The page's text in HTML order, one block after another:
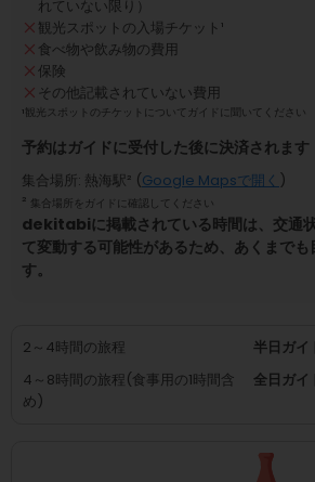
れていない限り）
観光スポットの入場チケット ¹
食べ物や飲み物の費用
保険
その他記載されていない費用
¹観光スポットのチケットについてガイドに聞いてください
予約はガイドに受付した後に決済されます
集合場所: 熱海駅² (Google Mapsで開く )
² 集合場所をガイドに確認してください
dekitabiに掲載されている時間は、交通
て変動する可能性があるため、あくまでも
す。
2～4時間の旅程
半日ガイ
4～8時間の旅程(食事用の1時間含
め)
全日ガイ